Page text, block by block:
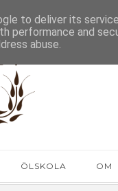
ÖLSKOLA OM
to deliver its
performance and
abuse.